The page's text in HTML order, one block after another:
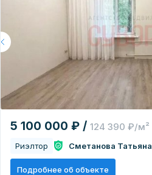
5 100 000 ₽ / 124 390 ₽/м²
Риэлтор Сметанова Татьяна
Подробнее об объекте